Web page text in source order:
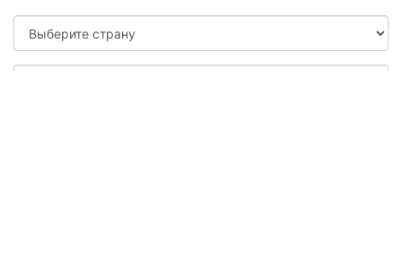
Выберите
страну
Выберите